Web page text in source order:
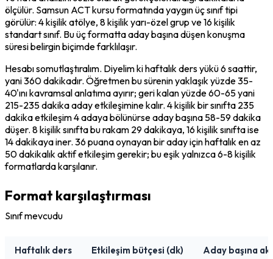
ölçülür. Samsun ACT kursu formatında yaygın üç sınıf tipi
görülür: 4 kişilik atölye, 8 kişilik yarı-özel grup ve 16 kişilik
standart sınıf. Bu üç formatta aday başına düşen konuşma
süresi belirgin biçimde farklılaşır.
Hesabı somutlaştıralım. Diyelim ki haftalık ders yükü 6 saattir,
yani 360 dakikadır. Öğretmen bu sürenin yaklaşık yüzde 35-
40'ını kavramsal anlatıma ayırır; geri kalan yüzde 60-65 yani
215-235 dakika aday etkileşimine kalır. 4 kişilik bir sınıfta 235
dakika etkileşim 4 adaya bölünürse aday başına 58-59 dakika
düşer. 8 kişilik sınıfta bu rakam 29 dakikaya, 16 kişilik sınıfta ise
14 dakikaya iner. 36 puana oynayan bir aday için haftalık en az
50 dakikalık aktif etkileşim gerekir; bu eşik yalnızca 6-8 kişilik
formatlarda karşılanır.
Format karşılaştırması
Sınıf mevcudu
Haftalık ders Etkileşim bütçesi (dk) Aday başına